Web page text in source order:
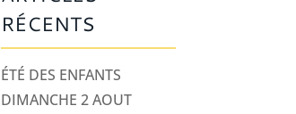
RÉCENTS
ÉTÉ DES ENFANTS
DIMANCHE 2 AOUT